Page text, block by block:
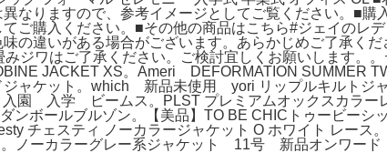
なりますので、参考イメージとしてご覧ください。■購
ご購入ください。■その他の商品はこちら#ジェイのレ
の違いがある場合がございます。あらかじめご了承く
ジワはご了承ください。ご検討宜しくお願いします。
JACKET XS。Ameri DEFORMATION SUMMER
ジャケット。which 新品未使用 yori リップルキルトジ
入学 ビームス。PLST プレミアムオックスカラー
ンボールブルゾン。【美品】TO BE CHICトゥービーシ
チェスティ ノーカラージャケット O ホワイト レース
ノーカラーグレー系ジャケット 11号 新品オンワード